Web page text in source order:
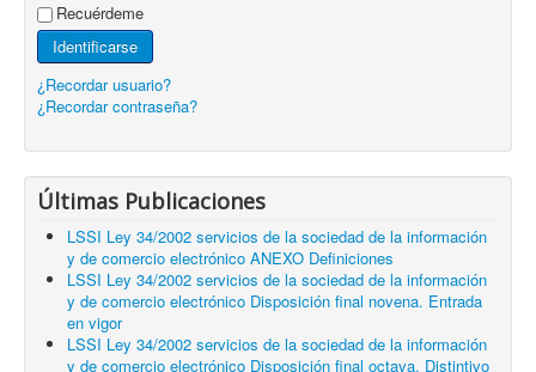
Recuérdeme
Identificarse
¿Recordar usuario?
¿Recordar contraseña?
Últimas Publicaciones
LSSI Ley 34/2002 servicios de la sociedad de la información
y de comercio electrónico ANEXO Definiciones
LSSI Ley 34/2002 servicios de la sociedad de la información
y de comercio electrónico Disposición final novena. Entrada
en vigor
LSSI Ley 34/2002 servicios de la sociedad de la información
y de comercio electrónico Disposición final octava. Distintivo